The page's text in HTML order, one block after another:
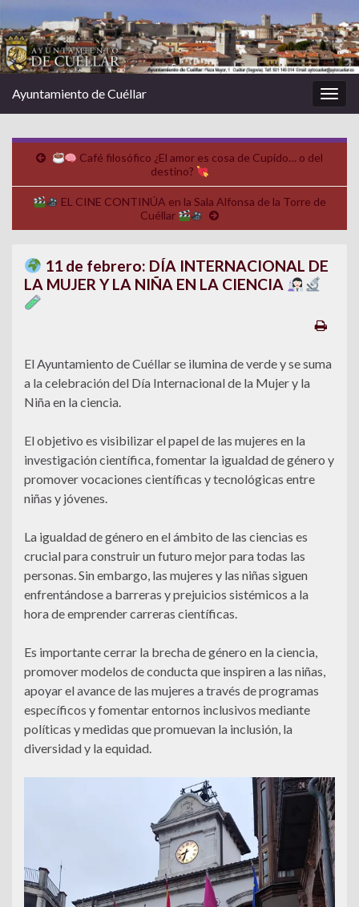
la
Ayuntamiento de Cuéllar
Café filosófico ¿El amor es cosa de Cupido… o del
destino?
EL CINE CONTINÚA en la Sala Alfonsa de la Torre de
Cuéllar
11 de febrero: DÍA INTERNACIONAL DE
LA MUJER Y LA NIÑA EN LA CIENCIA
El Ayuntamiento de Cuéllar se ilumina de verde y se suma
a la celebración del Día Internacional de la Mujer y la
Niña en la ciencia.
El objetivo es visibilizar el papel de las mujeres en la
investigación científica, fomentar la igualdad de género y
promover vocaciones científicas y tecnológicas entre
niñas y jóvenes.
La igualdad de género en el ámbito de las ciencias es
crucial para construir un futuro mejor para todas las
personas. Sin embargo, las mujeres y las niñas siguen
enfrentándose a barreras y prejuicios sistémicos a la
hora de emprender carreras científicas.
Es importante cerrar la brecha de género en la ciencia,
promover modelos de conducta que inspiren a las niñas,
apoyar el avance de las mujeres a través de programas
específicos y fomentar entornos inclusivos mediante
políticas y medidas que promuevan la inclusión, la
diversidad y la equidad.